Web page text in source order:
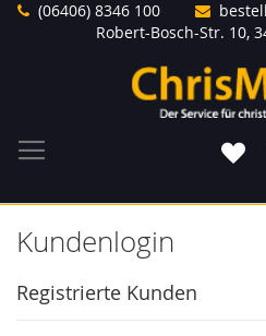
Direkt(06406) 8346 100
Robert-Bosch-Str. 10,
Kundenlogin
Registrierte Kunden